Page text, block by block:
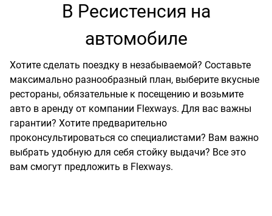
В Ресистенсия на
автомобиле
Хотите сделать поездку в незабываемой? Составьте
максимально разнообразный план, выберите вкусные
рестораны, обязательные к посещению и возьмите
авто в аренду от компании Flexways. Для вас важны
гарантии? Хотите предварительно
проконсультироваться со специалистами? Вам важно
выбрать удобную для себя стойку выдачи? Все это
вам смогут предложить в Flexways.